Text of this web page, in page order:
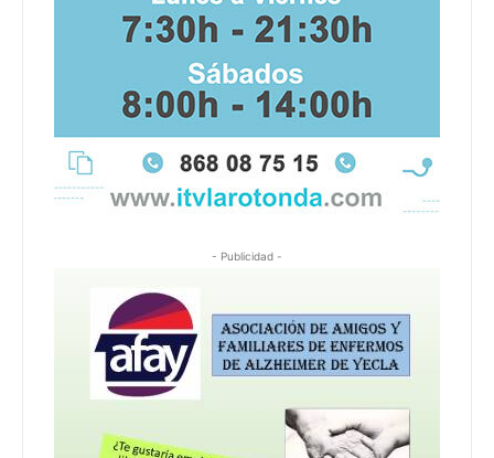
- Publicidad -